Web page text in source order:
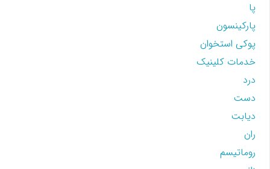
پا
پارکینسون
پوکی استخوان
خدمات کلینیک
درد
دست
دیابت
ران
روماتیسم